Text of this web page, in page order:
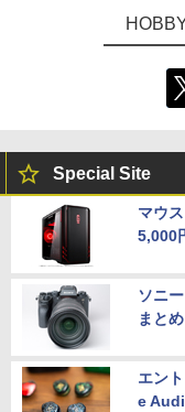
Special Site
マウ
5,000
ソニ
まとめ
エン
e